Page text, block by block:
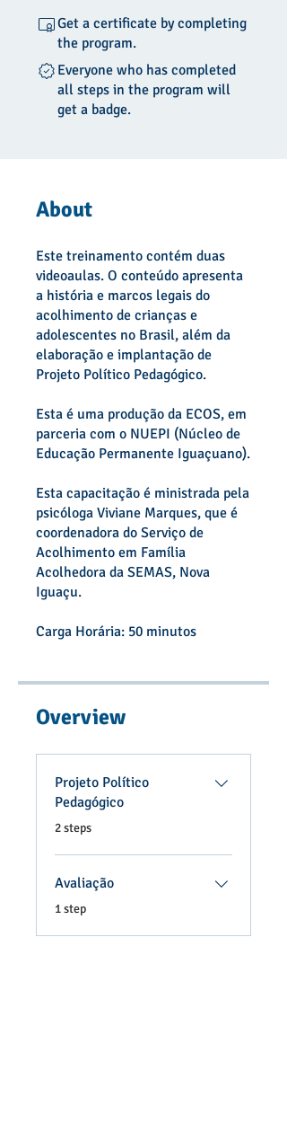
Get a certificate by completing
the program.
Everyone who has completed
all steps in the program will
get a badge.
About
Este treinamento contém duas
videoaulas. O conteúdo apresenta
a história e marcos legais do
acolhimento de crianças e
adolescentes no Brasil, além da
elaboração e implantação de
Projeto Político Pedagógico.
Esta é uma produção da ECOS, em
parceria com o NUEPI (Núcleo de
Educação Permanente Iguaçuano).
Esta capacitação é ministrada pela
psicóloga Viviane Marques, que é
coordenadora do Serviço de
Acolhimento em Família
Acolhedora da SEMAS, Nova
Iguaçu.
Carga Horária: 50 minutos
Overview
Projeto Político
Pedagógico
.2 steps
Avaliação
.1 step